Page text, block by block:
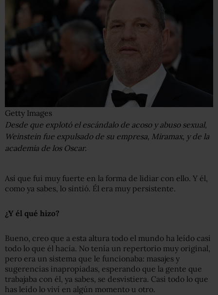
Getty Images
Desde que explotó el escándalo de acoso y abuso sexual,
Weinstein fue expulsado de su empresa, Miramax, y de la
academia de los Oscar.
Así que fui muy fuerte en la forma de lidiar con ello. Y él,
como ya sabes, lo sintió. Él era muy persistente.
¿Y él qué hizo?
Bueno, creo que a esta altura todo el mundo ha leído casi
todo lo que él hacía. No tenía un repertorio muy original,
pero era un sistema que le funcionaba: masajes y
sugerencias inapropiadas, esperando que la gente que
trabajaba con él, ya sabes, se desvistiera. Casi todo lo que
has leído lo viví en algún momento u otro.